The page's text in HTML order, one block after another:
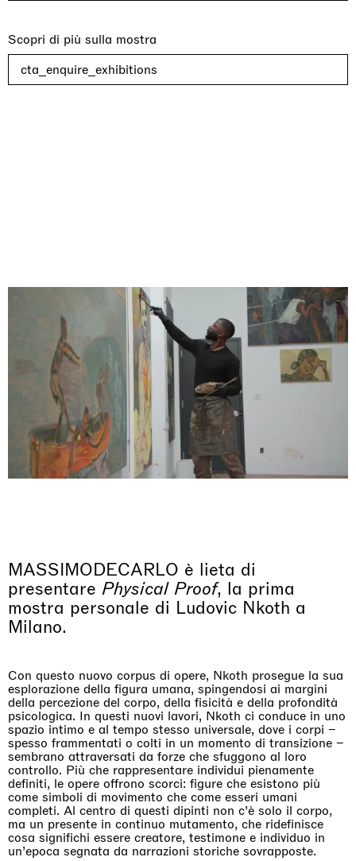
Scopri di più sulla mostra
cta_enquire_exhibitions
MASSIMODECARLO è lieta di
presentare Physical Proof, la prima
mostra personale di Ludovic Nkoth a
Milano.
Con questo nuovo corpus di opere, Nkoth prosegue la sua
esplorazione della figura umana, spingendosi ai margini
della percezione del corpo, della fisicità e della profondità
psicologica. In questi nuovi lavori, Nkoth ci conduce in uno
spazio intimo e al tempo stesso universale, dove i corpi –
spesso frammentati o colti in un momento di transizione –
sembrano attraversati da forze che sfuggono al loro
controllo. Più che rappresentare individui pienamente
definiti, le opere offrono scorci: figure che esistono più
come simboli di movimento che come esseri umani
completi. Al centro di questi dipinti non c’è solo il corpo,
ma un presente in continuo mutamento, che ridefinisce
cosa significhi essere creatore, testimone e individuo in
un’epoca segnata da narrazioni storiche sovrapposte.